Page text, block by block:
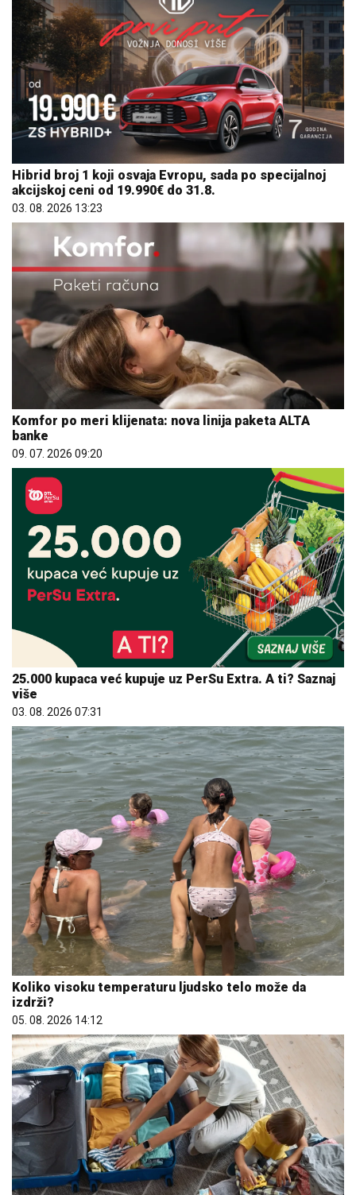
Hibrid broj 1 koji osvaja Evropu, sada po specijalnoj
akcijskoj ceni od 19.990€ do 31.8.
03. 08. 2026 13:23
Komfor po meri klijenata: nova linija paketa ALTA
banke
09. 07. 2026 09:20
25.000 kupaca već kupuje uz PerSu Extra. A ti? Saznaj
više
03. 08. 2026 07:31
Koliko visoku temperaturu ljudsko telo može da
izdrži?
05. 08. 2026 14:12